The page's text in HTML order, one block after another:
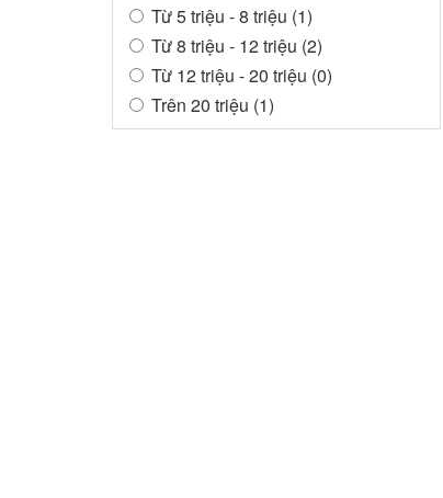
Từ 5 triệu - 8 triệu (1)
Từ 8 triệu - 12 triệu (2)
Từ 12 triệu - 20 triệu (0)
Trên 20 triệu (1)